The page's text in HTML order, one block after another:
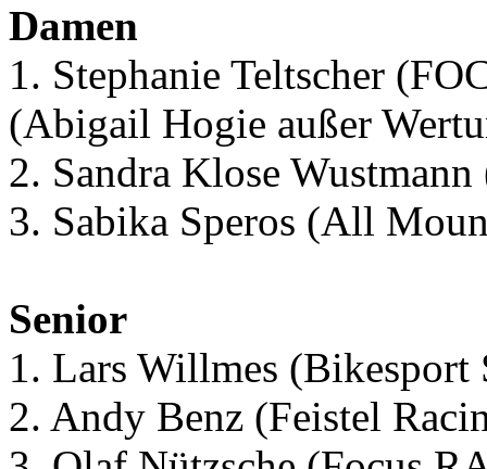
Damen
1. Stephanie Teltscher
(Abigail Hogie außer
2. Sandra Klose
3. Sabika Speros (All
Senior
1. Lars Willmes (Bikesport
2. Andy Benz (Feistel